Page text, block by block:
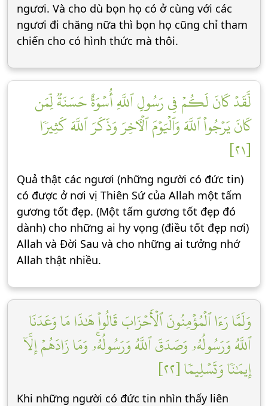
ngươi. Và cho dù bọn họ có ở cùng với các
ngươi đi chăng nữa thì bọn họ cũng chỉ tham
chiến cho có hình thức mà thôi.
لَّقَدۡ كَانَ لَكُمۡ فِي رَسُولِ ٱللَّهِ أُسۡوَةٌ حَسَنَةٞ لِّمَن
كَانَ يَرۡجُواْ ٱللَّهَ وَٱلۡيَوۡمَ ٱلۡأٓخِرَ وَذَكَرَ ٱللَّهَ كَثِيرٗا
[٢١]
Quả thật các ngươi (những người có đức tin)
có được ở nơi vị Thiên Sứ của Allah một tấm
gương tốt đẹp. (Một tấm gương tốt đẹp đó
dành) cho những ai hy vọng (điều tốt đẹp nơi)
Allah và Đời Sau và cho những ai tưởng nhớ
Allah thật nhiều.
وَلَمَّا رَءَا ٱلۡمُؤۡمِنُونَ ٱلۡأَحۡزَابَ قَالُواْ هَٰذَا مَا وَعَدَنَا
ٱللَّهُ وَرَسُولُهُۥ وَصَدَقَ ٱللَّهُ وَرَسُولُهُۥۚ وَمَا زَادَهُمۡ إِلَّآ
إِيمَٰنٗا وَتَسۡلِيمٗا [٢٢]
Khi những người có đức tin nhìn thấy liên